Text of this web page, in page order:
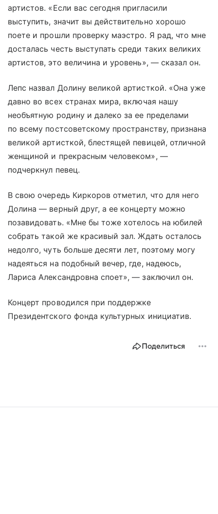
артистов. «Если вас сегодня пригласили
выступить, значит вы действительно хорошо
поете и прошли проверку маэстро. Я рад, что мне
досталась честь выступать среди таких великих
артистов, это величина и уровень», — сказал он.
Лепс назвал Долину великой артисткой. «Она уже
давно во всех странах мира, включая нашу
необъятную родину и далеко за ее пределами
по всему постсоветскому пространству, признана
великой артисткой, блестящей певицей, отличной
женщиной и прекрасным человеком», —
подчеркнул певец.
В свою очередь Киркоров отметил, что для него
Долина — верный друг, а ее концерту можно
позавидовать. «Мне бы тоже хотелось на юбилей
собрать такой же красивый зал. Ждать осталось
недолго, чуть больше десяти лет, поэтому могу
надеяться на подобный вечер, где, надеюсь,
Лариса Александровна споет», — заключил он.
Концерт проводился при поддержке
Президентского фонда культурных инициатив.
Поделиться